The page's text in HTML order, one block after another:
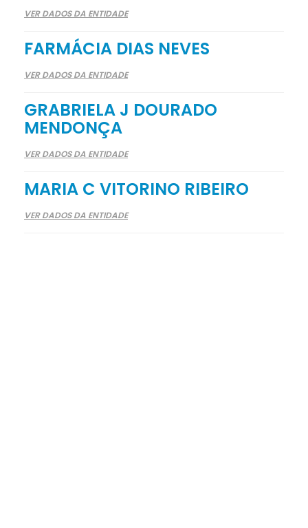
VER DADOS DA ENTIDADE
FARMÁCIA DIAS NEVES
VER DADOS DA ENTIDADE
GRABRIELA J DOURADO
MENDONÇA
VER DADOS DA ENTIDADE
MARIA C VITORINO RIBEIRO
VER DADOS DA ENTIDADE